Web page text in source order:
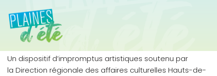
Aller
contenu
Un dispositif d’impromptus artistiques soutenu par
la Direction régionale des affaires culturelles Hauts-de-